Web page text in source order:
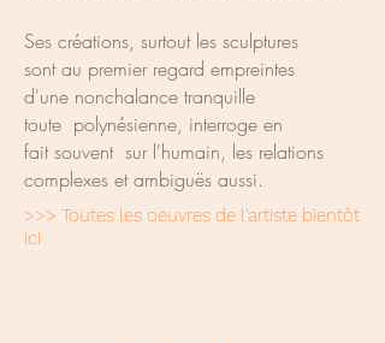
Ses créations, surtout les sculptures
sont au premier regard empreintes
d'une nonchalance tranquille
toute polynésienne, interroge en
fait souvent sur l'humain, les relations
complexes et ambiguës aussi.
>>> Toutes les oeuvres de l'artiste bientôt
ici